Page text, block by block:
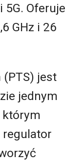
Oferuje
GHz i 26
jest
jednym
którym
regulator